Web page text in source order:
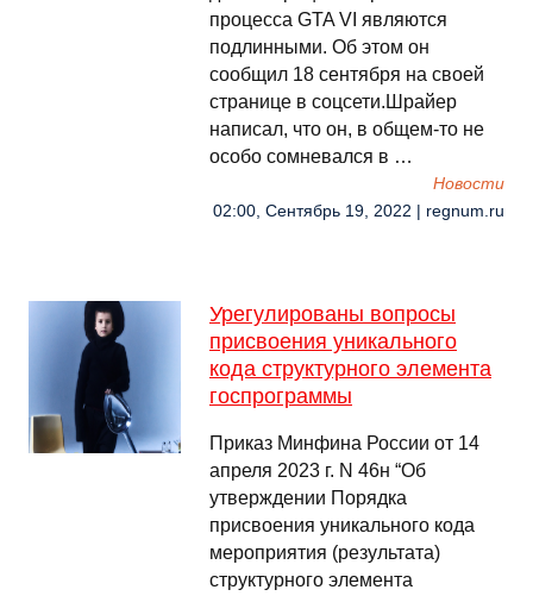
процесса GTA VI являются
подлинными. Об этом он
сообщил 18 сентября на своей
странице в соцсети.Шрайер
написал, что он, в общем-то не
особо сомневался в …
Новости
02:00, Сентябрь 19, 2022 | regnum.ru
Урегулированы вопросы
присвоения уникального
кода структурного элемента
госпрограммы
Приказ Минфина России от 14
апреля 2023 г. N 46н “Об
утверждении Порядка
присвоения уникального кода
мероприятия (результата)
структурного элемента